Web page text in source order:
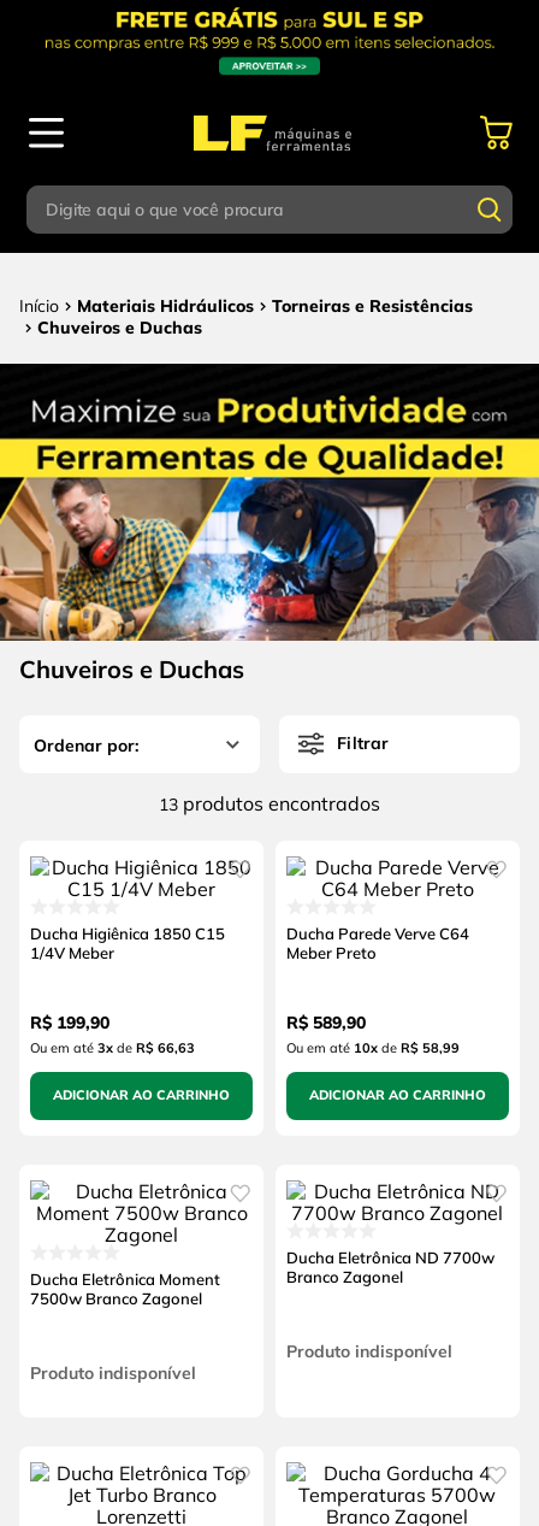
Digite aqui o que você procura
Materiais Hidráulicos
Torneiras e Resistências
Chuveiros e Duchas
Chuveiros e Duchas
Filtrar
13 produtos
Ducha Higiênica 1850 C15
1/4V Meber
R$ 199,90
Ou em até 3xde R$ 66,63
ADICIONAR AO CARRINHO
Ducha Parede Verve C64
Meber Preto
R$ 589,90
Ou em até 10xde R$ 58,99
ADICIONAR AO CARRINHO
Ducha Eletrônica Moment
7500w Branco Zagonel
Produto indisponível
Ducha Eletrônica ND 7700w
Branco Zagonel
Produto indisponível
1 parafusadeira
2º caixa ferramentas
3º esmerilhadeira
4º escada
5º serra circular
6 º fio
7º serra copo
8º chave impacto
10º disco corte
Termos mais buscados
parafusadeira
caixa ferramentas
3º esmerilhadeira
escada
5 º serra circular
6º fio